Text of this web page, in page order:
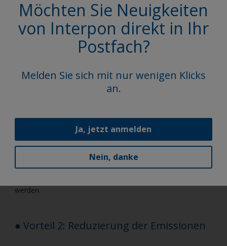
Vorteile von
Pulverbeschichtungen
Pulverbeschichtungen bieten im Vergleich zu
, die über ihre VOC-
freie Formulierung hinausgehen. Sie bieten:
● Vorteil 1: Sichere Anwendung
Pulverbeschichtungen enthalten keine flüchtigen
organischen Verbindungen (VOC), was zu einem sichereren
werden.
● Vorteil 2: Reduzierung der Emissionen
Möchten Sie Neuigkeiten
von Interpon direkt in Ihr
Postfach?
Melden Sie sich mit nur wenigen Klicks
an.
Ja, jetzt anmelden
Nein, danke